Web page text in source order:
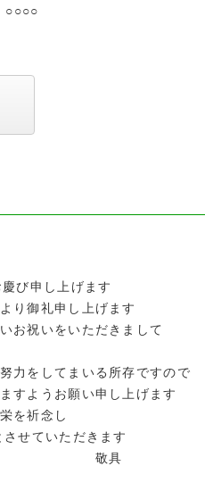
び申し上げます
り御礼申し上げます
祝いをいただきまして
力をしてまいる所存ですので
すようお願い申し上げます
を祈念し
せていただきます